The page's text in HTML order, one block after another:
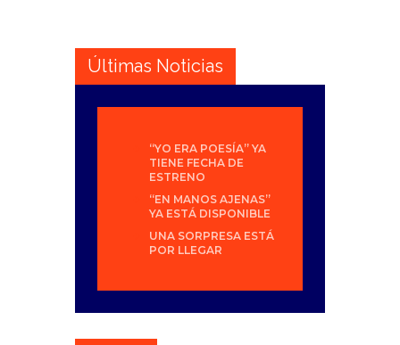
Últimas Noticias
“YO ERA POESÍA” YA
TIENE FECHA DE
ESTRENO
“EN MANOS AJENAS”
YA ESTÁ DISPONIBLE
UNA SORPRESA ESTÁ
POR LLEGAR